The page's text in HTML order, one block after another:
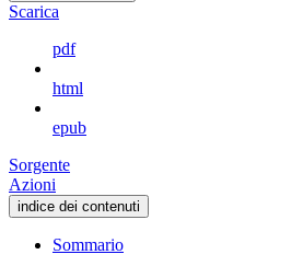
Scarica
pdf
html
epub
Sorgente
Azioni
indice dei contenuti
Sommario